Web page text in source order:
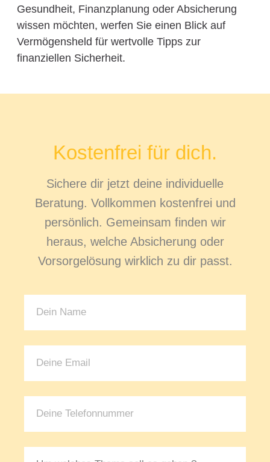
Gesundheit, Finanzplanung oder Absicherung
wissen möchten, werfen Sie einen Blick auf
Vermögensheld für wertvolle Tipps zur
finanziellen Sicherheit.
Kostenfrei für dich.
Sichere dir jetzt deine individuelle
Beratung. Vollkommen kostenfrei und
persönlich. Gemeinsam finden wir
heraus, welche Absicherung oder
Vorsorgelösung wirklich zu dir passt.